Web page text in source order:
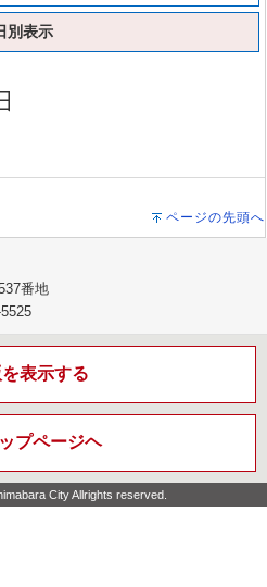
別表示
ページの先頭へ
番地
表示する
プページヘ
City Allrights reserved.